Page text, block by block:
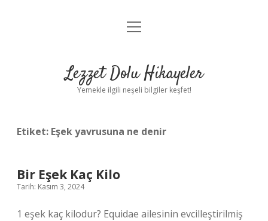
Anasayfa
Yasal Uyarı
menüyü
Lezzet Dolu Hikayeler
Yemekle ilgili neşeli bilgiler keşfet!
Etiket: Eşek yavrusuna ne denir
Bir Eşek Kaç Kilo
Tarih: Kasım 3, 2024
1 eşek kaç kilodur? Equidae ailesinin evcilleştirilmiş